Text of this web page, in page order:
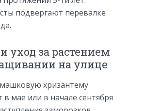
подвергают перевалке
уход за растением
на улице
хризантему
мае или в начале сентября